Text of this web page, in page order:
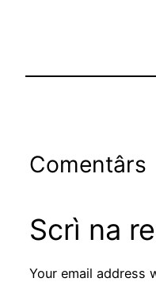
Comentârs
Scrì na
Your email address